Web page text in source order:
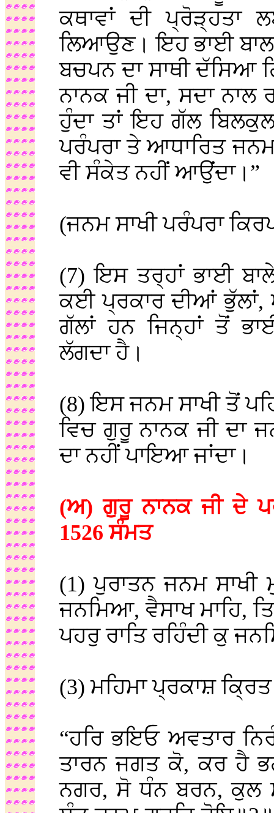
ਕਥਾਵਾਂ ਦੀ ਪ੍ਰੋੜ੍ਹਤਾ
ਲਿਆਉਣ। ਇਹ ਭਾਈ
ਬਚਪਨ ਦਾ ਸਾਥੀ ਦੱਸਿਆ
ਨਾਨਕ ਜੀ ਦਾ, ਸਦਾ ਨਾਲ
ਹੁੰਦਾ ਤਾਂ ਇਹ ਗੱਲ
ਪਰੰਪਰਾ ਤੇ ਆਧਾਰਿਤ
ਵੀ ਸੰਕੇਤ ਨਹੀਂ ਆਉਂਦਾ।”
(ਜਨਮ ਸਾਖੀ ਪਰੰਪਰਾ
(7) ਇਸ ਤਰ੍ਹਾਂ ਭਾਈ
ਕਈ ਪ੍ਰਕਾਰ ਦੀਆਂ
ਗੱਲਾਂ ਹਨ ਜਿਨ੍ਹਾਂ ਤੋਂ
ਲੱਗਦਾ ਹੈ।
(8) ਇਸ ਜਨਮ ਸਾਖੀ ਤੋਂ
ਵਿਚ ਗੁਰੂ ਨਾਨਕ ਜੀ ਦਾ
ਦਾ ਨਹੀਂ ਪਾਇਆ ਜਾਂਦਾ।
(ਅ) ਗੁਰੂ ਨਾਨਕ ਜੀ ਦੇ
1526 ਸੰਮਤ
(1) ਪੁਰਾਤਨ ਜਨਮ ਸਾਖੀ
ਜਨਮਿਆ, ਵੈਸਾਖ ਮਾਹਿ,
ਪਹਰੁ ਰਾਤਿ ਰਹਿੰਦੀ ਕੁ
(3) ਮਹਿਮਾ ਪ੍ਰਕਾਸ਼
“ਹਰਿ ਭਇਓ ਅਵਤਾਰ
ਤਾਰਨ ਜਗਤ ਕੋ, ਕਰ ਹੈ
ਨਗਰ, ਸੋ ਧੰਨ ਬਰਨ, ਕੁਲ